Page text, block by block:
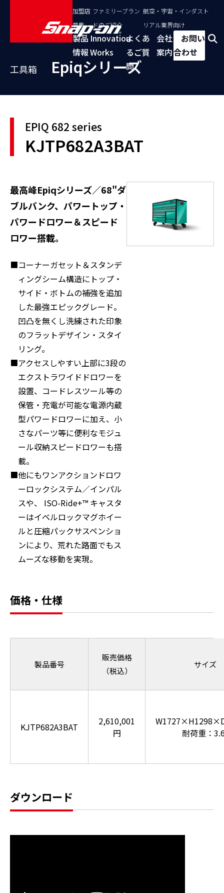
加盟店
募集
ファミリーブラン
ドのご紹介
航空・宇宙・インダスト
リアル業界向け
製品
情報
Innovation
Works
よくあ
るご質
問
会社
案内
お問い
合わせ
工具箱 Epiqシリーズ
EPIQ 682 series
KJTP682A3BAT
最高峰Epiqシリーズ／68"ダ
ブルバンク、パワートップ・
パワードロワー＆スピード
ロワー搭載。
コーナーガセット＆スタンデ
ィングシーム構造にトップ・
サイド・ボトムの補強を追加
した最強エピックグレード。
凹凸を無くし洗練された印象
のフラットデザイン・スタイ
リング。
アクセスしやすい上部に3段の
エクストラワイドドロワーを
設置、コードレスツール等の
保管・充電が可能な電源内蔵
型パワードロワーに加え、小
さなパーツ等に便利なモジュ
ール収納スピードロワーも搭
載。
他にもワンアクションドロワ
ーロックシステム／インパル
スや、 ISO-Ride+™ キャスタ
ーはイベルロックマグホイー
ルと圧縮パックサスペンショ
ンにより、荒れた路面でもス
ムーズな移動を実現。
価格・仕様
製品番号
販売価格
（税込）
サイズ
KJTP682A3BAT
2,610,001
円
耐荷重：
ダウンロード